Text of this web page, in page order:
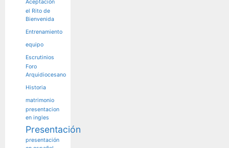
Aceptación
el Rito de
Bienvenida
Entrenamiento
equipo
Escrutinios
Foro
Arquidiocesano
Historia
matrimonio
presentacion
en ingles
Presentación
presentación